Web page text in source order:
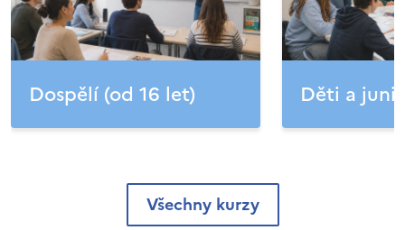
Dospělí (od 16 let) Děti a
Všechny kurzy